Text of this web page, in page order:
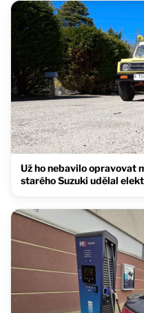
Už ho nebavilo opravovat
starého Suzuki udělal